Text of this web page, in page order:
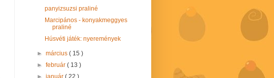
panyizsuzsi praliné
Marcipános - konyakmeggyes
praliné
Húsvéti játék: nyeremények
►március( 15 )
►február( 13 )
►január( 22 )